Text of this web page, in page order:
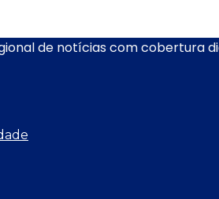
de notícias com cobertura